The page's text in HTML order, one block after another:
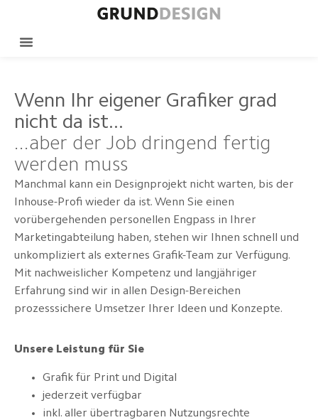
Wenn Ihr eigener Grafiker grad
nicht da ist...
...aber der Job dringend fertig
werden muss
Manchmal kann ein Designprojekt nicht warten, bis der
Inhouse-Profi wieder da ist. Wenn Sie einen
vorübergehenden personellen Engpass in Ihrer
Marketingabteilung haben, stehen wir Ihnen schnell und
unkompliziert als externes Grafik-Team zur Verfügung.
Mit nachweislicher Kompetenz und langjähriger
Erfahrung sind wir in allen Design-Bereichen
prozesssichere Umsetzer Ihrer Ideen und Konzepte.
Unsere Leistung für Sie
Grafik für Print und Digital
jederzeit verfügbar
inkl. aller übertragbaren Nutzungsrechte